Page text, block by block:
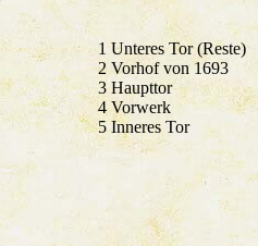
1 Unteres Tor (Reste)
2 Vorhof von 1693
3 Haupttor
4 Vorwerk
5 Inneres Tor